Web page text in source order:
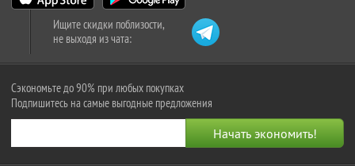
Ищите скидки поблизости,
не выходя из чата:
Сэкономьте до 90% при любых покупках
Подпишитесь на самые выгодные предложения